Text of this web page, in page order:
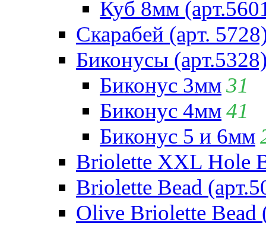
Куб 8мм
Скарабей (арт.
Биконусы
Биконус 3мм31
Биконус 4мм41
Биконус 5 и 6мм
Briolette XXL Hole
Briolette Bead
Olive Briolette Bead